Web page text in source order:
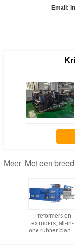
Email:
Meer Met een
Preformers en
extruders; all-in-
one rubber